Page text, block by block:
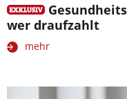
wer draufzahlt
mehr